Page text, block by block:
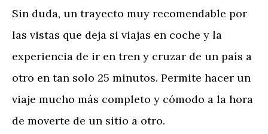
Sin duda, un trayecto muy recomendable por
las vistas que deja si viajas en coche y la
experiencia de ir en tren y cruzar de un país a
otro en tan solo 25 minutos. Permite hacer un
viaje mucho más completo y cómodo a la hora
de moverte de un sitio a otro.